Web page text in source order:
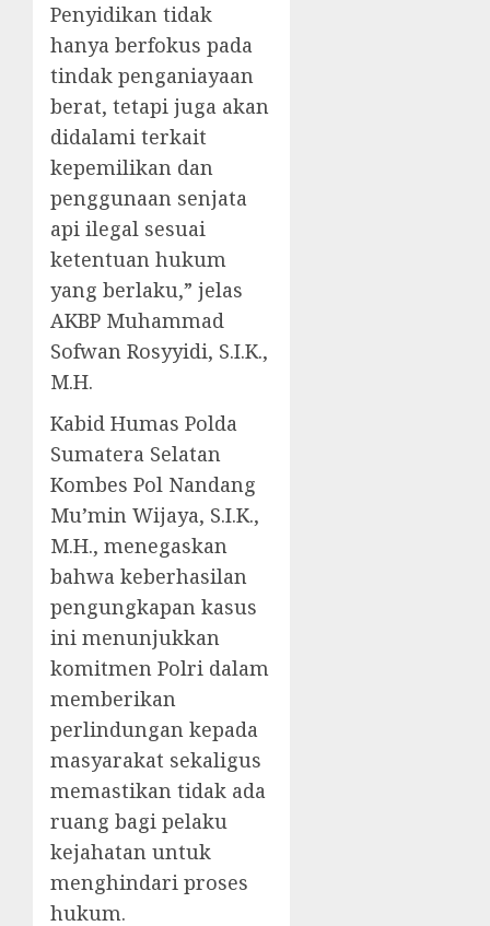
Penyidikan tidak
hanya berfokus pada
tindak penganiayaan
berat, tetapi juga akan
didalami terkait
kepemilikan dan
penggunaan senjata
api ilegal sesuai
ketentuan hukum
yang berlaku,” jelas
AKBP Muhammad
Sofwan Rosyyidi, S.I.K.,
M.H.
Kabid Humas Polda
Sumatera Selatan
Kombes Pol Nandang
Mu’min Wijaya, S.I.K.,
M.H., menegaskan
bahwa keberhasilan
pengungkapan kasus
ini menunjukkan
komitmen Polri dalam
memberikan
perlindungan kepada
masyarakat sekaligus
memastikan tidak ada
ruang bagi pelaku
kejahatan untuk
menghindari proses
hukum.